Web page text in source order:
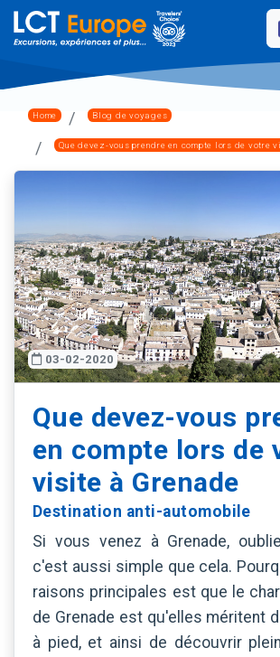
Home Blog de voyages
Que devez-vous prendre en compte lors de votre
03-02-2020
Que devez-vous
en compte lors de
visite à Grenade
Destination anti-automobile
Si vous venez à Grenade,
c'est aussi simple que cela.
raisons principales est que le
de Grenade est qu'elles méritent
à pied, et ainsi de découvrir